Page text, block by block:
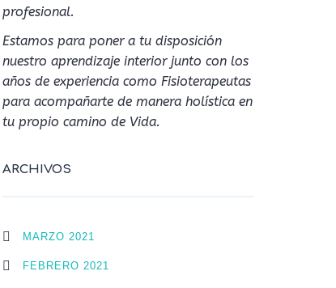
profesional.
Estamos para poner a tu disposición
nuestro aprendizaje interior junto con los
años de experiencia como Fisioterapeutas
para acompañarte de manera holística en
tu propio camino de Vida.
ARCHIVOS
MARZO 2021
FEBRERO 2021